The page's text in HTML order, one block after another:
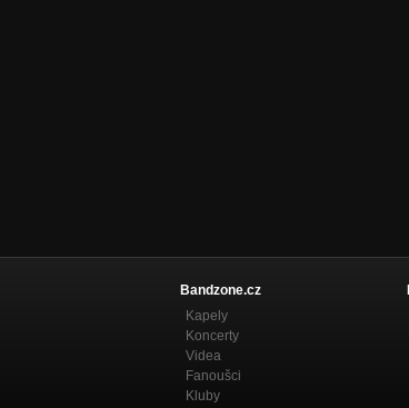
Bandzone.cz
Kapely
Koncerty
Videa
Fanoušci
Kluby